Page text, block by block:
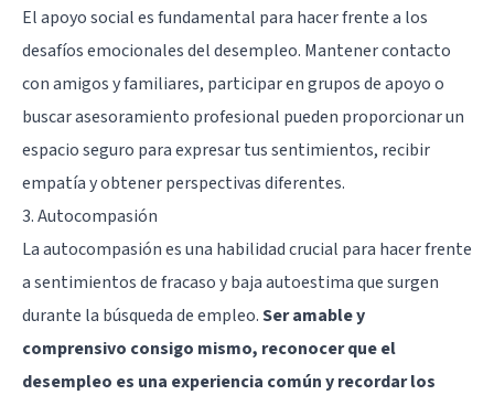
El apoyo social es fundamental para hacer frente a los
desafíos emocionales del desempleo. Mantener contacto
con amigos y familiares, participar en grupos de apoyo o
buscar asesoramiento profesional pueden proporcionar un
espacio seguro para expresar tus sentimientos, recibir
empatía y obtener perspectivas diferentes.
3. Autocompasión
La autocompasión es una habilidad crucial para hacer frente
a sentimientos de fracaso y baja autoestima que surgen
durante la búsqueda de empleo.Ser amable y
comprensivo consigo mismo, reconocer que el
desempleo es una experiencia común y recordar los